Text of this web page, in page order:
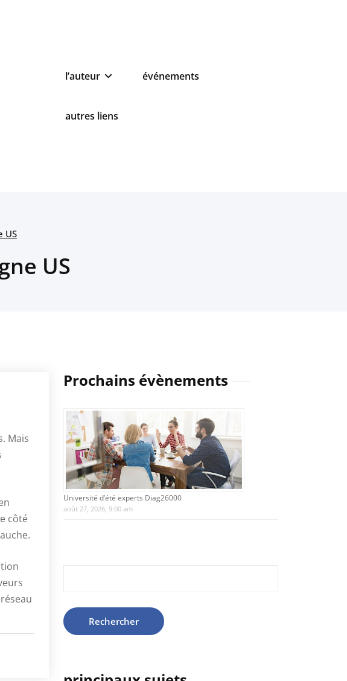
l’auteur événements
autres liens
US
US
Mais
côté
Prochains évènements
Université d’été experts Diag26000
août 27, 2026, 9:00 am